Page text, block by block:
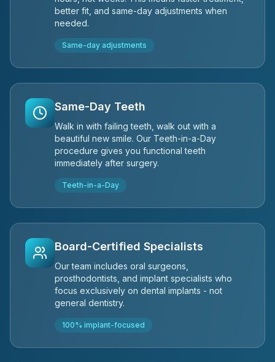
better fit, and same-day adjustments when
needed.
Same-day adjustments
Same-Day Teeth
Walk in with failing teeth, walk out with a
beautiful new smile. Our Teeth-in-a-Day
procedure gives you functional teeth
immediately after surgery.
Teeth-in-a-Day
Board-Certified Specialists
Our team includes oral surgeons,
prosthodontists, and implant specialists who
focus exclusively on dental implants - not
general dentistry.
100% implant-focused